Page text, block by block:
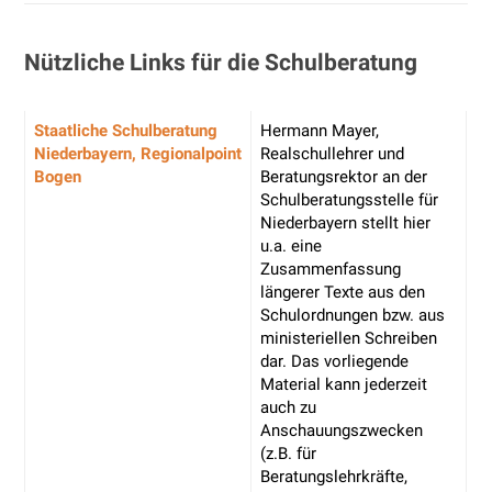
Nützliche Links für die Schulberatung
Staatliche Schulberatung
Niederbayern, Regionalpoint
Bogen
Hermann Mayer,
Realschullehrer und
Beratungsrektor an der
Schulberatungsstelle für
Niederbayern stellt hier
u.a. eine
Zusammenfassung
längerer Texte aus den
Schulordnungen bzw. aus
ministeriellen Schreiben
dar. Das vorliegende
Material kann jederzeit
auch zu
Anschauungszwecken
(z.B. für
Beratungslehrkräfte,